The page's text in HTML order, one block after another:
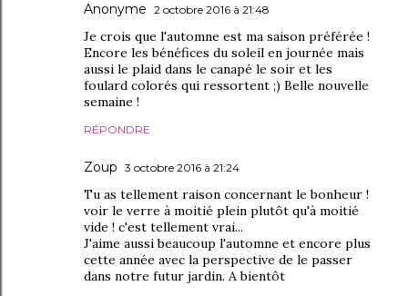
Anonyme 2 octobre 2016 à 21:48
Je crois que l'automne est ma saison préférée !
Encore les bénéfices du soleil en journée mais
aussi le plaid dans le canapé le soir et les
foulard colorés qui ressortent ;) Belle nouvelle
semaine !
RÉPONDRE
Zoup 3 octobre 2016 à 21:24
Tu as tellement raison concernant le bonheur !
voir le verre à moitié plein plutôt qu'à moitié
vide ! c'est tellement vrai...
J'aime aussi beaucoup l'automne et encore plus
cette année avec la perspective de le passer
dans notre futur jardin. A bientôt